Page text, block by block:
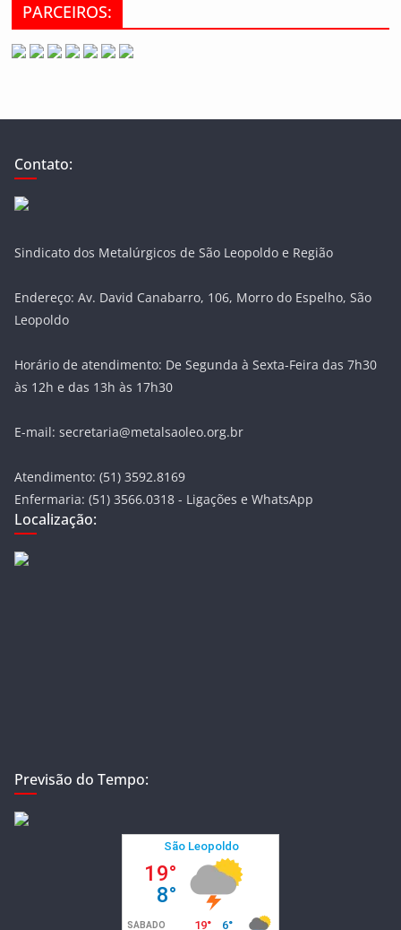
PARCEIROS:
Contato:
Sindicato dos Metalúrgicos de São Leopoldo e Região
Endereço: Av. David Canabarro, 106, Morro do Espelho, São
Leopoldo
Horário de atendimento: De Segunda à Sexta-Feira das 7h30
às 12h e das 13h às 17h30
E-mail: secretaria@metalsaoleo.org.br
Atendimento: (51) 3592.8169
Enfermaria: (51) 3566.0318 - Ligações e WhatsApp
Localização:
Previsão do Tempo: